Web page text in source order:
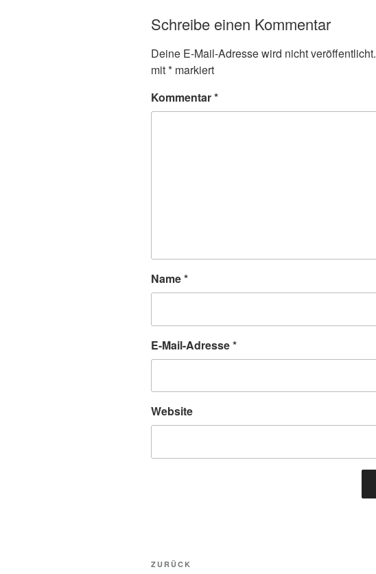
Schreibe einen Kommentar
Deine E-Mail-Adresse wird nicht veröffentlicht.
mit* markiert
Kommentar*
Name*
E-Mail-Adresse*
Website
Beitragsnavigation
Vorheriger
ZURÜCK